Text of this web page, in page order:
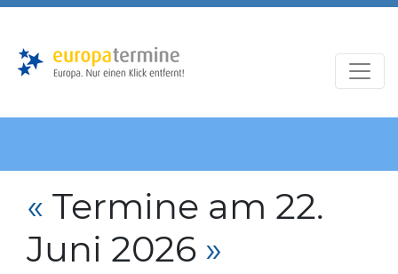
« Termine am 22.
Juni 2026 »